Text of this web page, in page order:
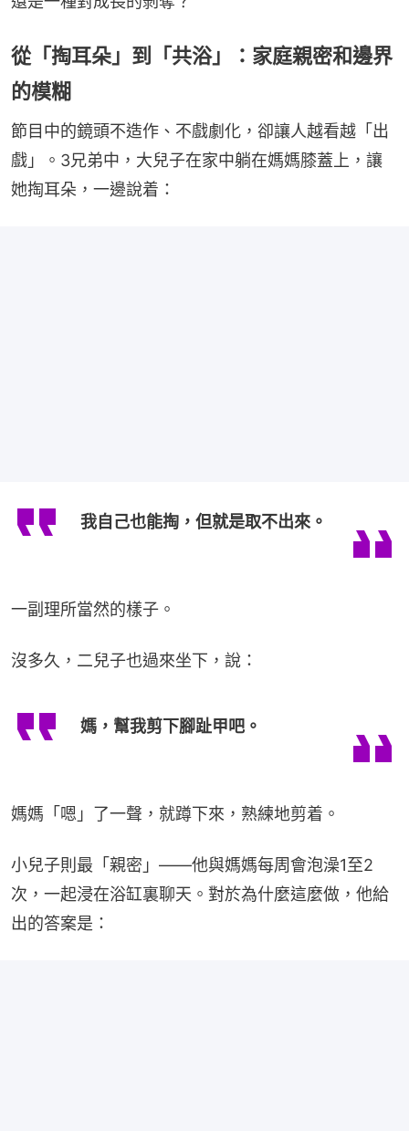
從「掏耳朵」到「共浴」：家庭親密和邊界
的模糊
節目中的鏡頭不造作、不戲劇化，卻讓人越看越「出
戲」。3兄弟中，大兒子在家中躺在媽媽膝蓋上，讓
她掏耳朵，一邊說着：
我自己也能掏，但就是取不出來。
一副理所當然的樣子。
沒多久，二兒子也過來坐下，說：
媽，幫我剪下腳趾甲吧。
媽媽「嗯」了一聲，就蹲下來，熟練地剪着。
小兒子則最「親密」——他與媽媽每周會泡澡1至2
次，一起浸在浴缸裏聊天。對於為什麼這麼做，他給
出的答案是：